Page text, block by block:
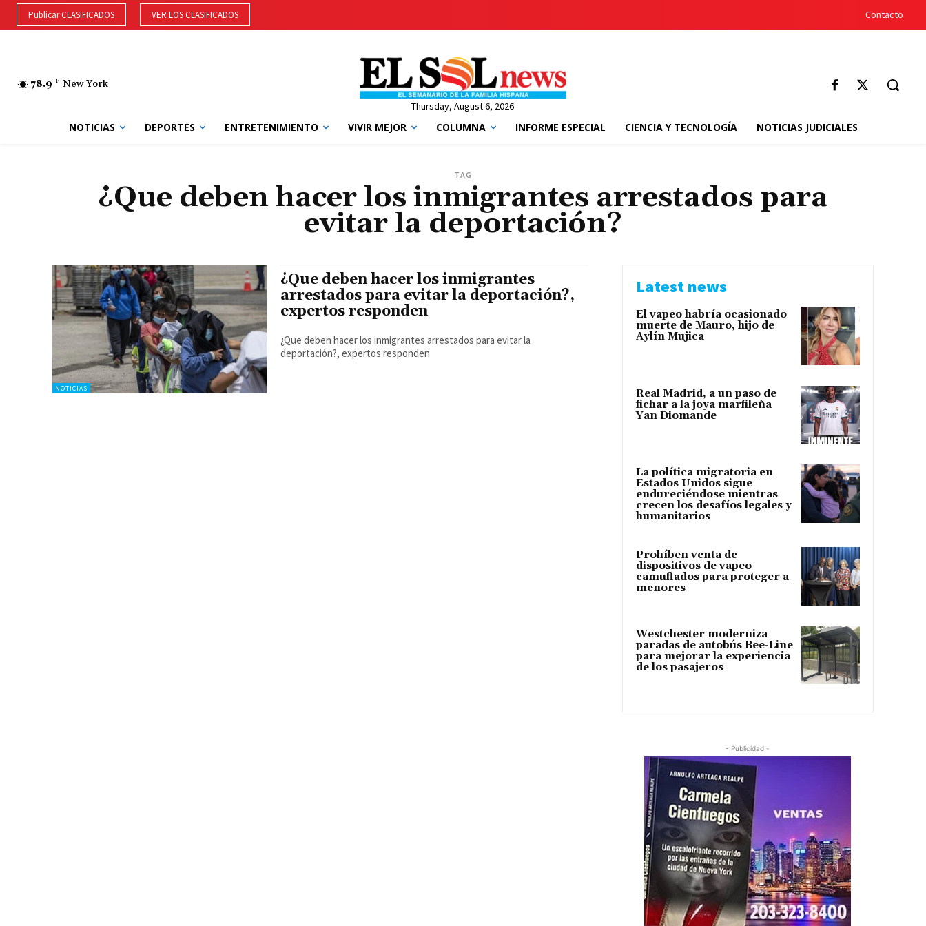
Publicar CLASIFICADOS VER LOS CLASIFICADOS Contacto
78.9 F New York
Thursday, August 6, 2026
NOTICIAS DEPORTES ENTRETENIMIENTO VIVIR MEJOR COLUMNA INFORME ESPECIAL CIENCIA Y TECNOLOGÍA NOTICIAS JUDICIALES
TAG
¿Que deben hacer los inmigrantes arrestados para
evitar la deportación?
NOTICIAS
¿Que deben hacer los inmigrantes
arrestados para evitar la deportación?,
expertos responden
¿Que deben hacer los inmigrantes arrestados para evitar la
deportación?, expertos responden
Latest news
El vapeo habría ocasionado
muerte de Mauro, hijo de
Aylín Mujica
Real Madrid, a un paso de
fichar a la joya marfileña
Yan Diomande
La política migratoria en
Estados Unidos sigue
endureciéndose mientras
crecen los desafíos legales y
humanitarios
Prohíben venta de
dispositivos de vapeo
camuflados para proteger a
menores
Westchester moderniza
paradas de autobús Bee-Line
para mejorar la experiencia
de los pasajeros
- Publicidad -